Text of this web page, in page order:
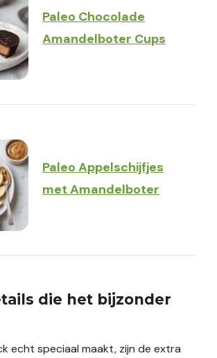
Paleo Chocolade
Amandelboter Cups
Paleo Appelschijfjes
met Amandelboter
die het bijzonder
echt speciaal maakt, zijn de extra